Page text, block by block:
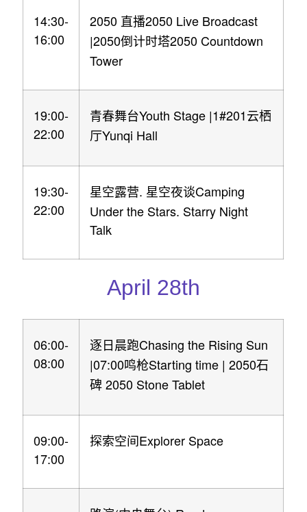
14:30-
16:00
2050 直播2050 Live Broadcast
|2050倒计时塔2050 Countdown
Tower
19:00-
22:00
青春舞台Youth Stage |1#201 云栖
厅Yunqi Hall
19:30-
22:00
星空露营. 星空夜谈Camping
Under the Stars. Starry Night
Talk
April 28th
06:00-
08:00
逐日晨跑Chasing the Rising Sun
|07:00鸣枪Starting time | 2050石
碑 2050 Stone Tablet
09:00-
17:00
探索空间 Explorer Space